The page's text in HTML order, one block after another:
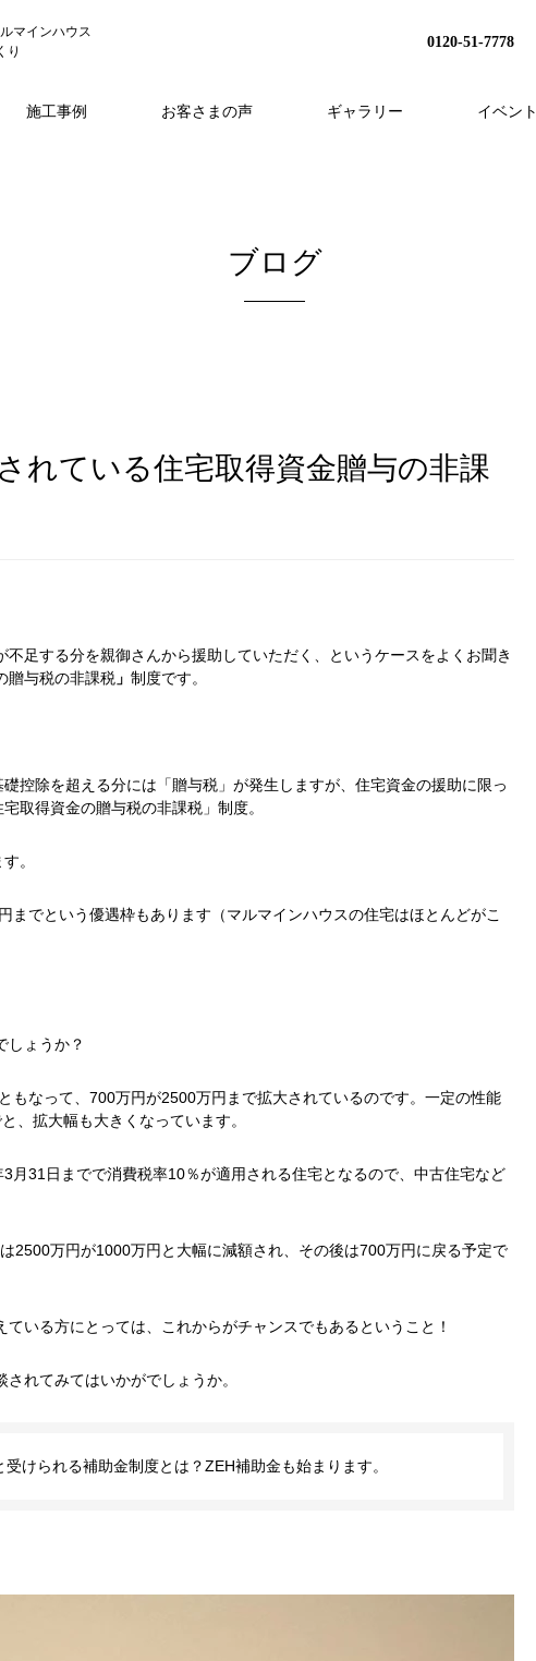
マインハウス
り
0120-51-7778
施工事例 お客さまの声 ギャラリー イベント
ブログ
れている住宅取得資金贈与の非課
足する分を親御さんから援助していただく、というケースをよくお聞き
贈与税の非課税 」 制度です。
控除を超える分には「贈与税」が発生しますが、住宅資金の援助に限っ
取得資金の贈与税の非課税」制度。
。
までという優遇枠もあります（マルマインハウスの住宅はほとんどがこ
しょうか？
もなって、700万円が2500万円まで拡大されているのです。一定の性能
、拡大幅も大きくなっています。
月31日までで消費税率10％が適用される住宅となるので、中古住宅など
2500万円が1000万円と大幅に減額され、その後は700万円に戻る予定で
いる方にとっては、これからがチャンスでもあるということ！
れてみてはいかがでしょうか。
受けられる補助金制度とは？ZEH補助金も始まります。